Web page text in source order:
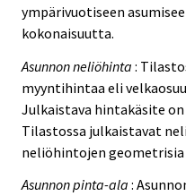
ympärivuotiseen
kokonaisuutta.
Asunnon neliöhinta :
myyntihintaa eli
Julkaistava hintakäsite
Tilastossa julkaistavat
neliöhintojen geometrisia
Asunnon pinta-ala :